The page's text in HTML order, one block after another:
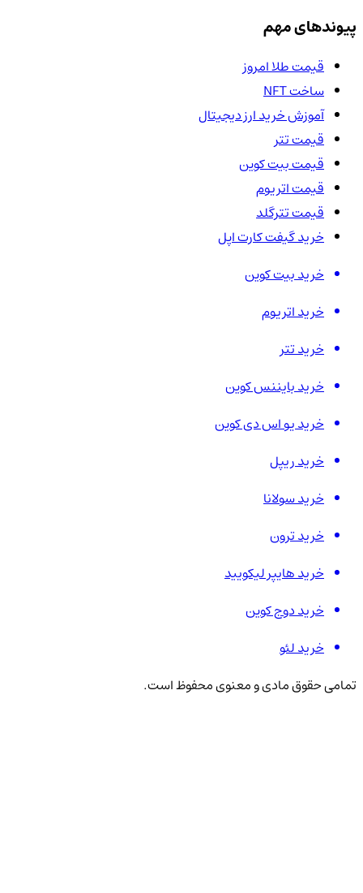
پیوندهای مهم
قیمت طلا امروز
ساخت NFT
آموزش خرید ارز دیجیتال
قیمت تتر
قیمت بیت کوین
قیمت اتریوم
قیمت تترگلد
خرید گیفت کارت اپل
خرید بیت کوین
خرید اتریوم
خرید تتر
خرید بایننس کوین
خرید یو اس دی کوین
خرید ریپل
خرید سولانا
خرید ترون
خرید هایپر لیکویید
خرید دوج کوین
خرید لئو
تمامی حقوق مادی و معنوی محفوظ است.